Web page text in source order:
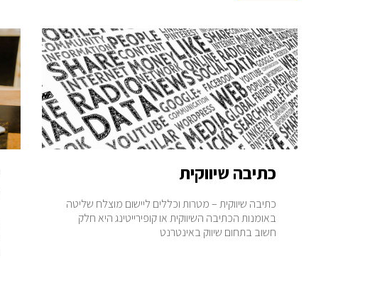
כתיבה שיווקית
כתיבה שיווקית – מטרות וכללים ליישום מוצלח שליטה
באומנות הכתיבה השיווקית או קופירייטינג היא חלק
חשוב בתחום שיווק באינטרנט